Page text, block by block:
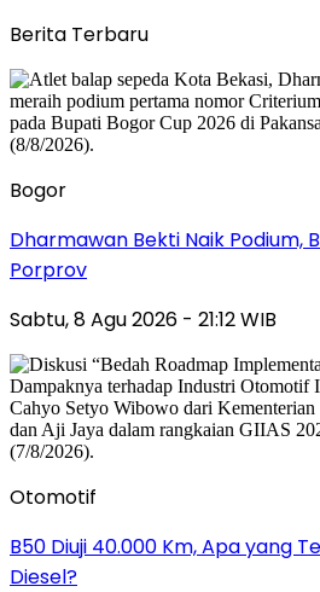
Berita Terbaru
Bogor
Dharmawan Bekti Naik Podium,
Porprov
Sabtu, 8 Agu 2026 - 21:12 WIB
Otomotif
B50 Diuji 40.000 Km, Apa yang
Diesel?